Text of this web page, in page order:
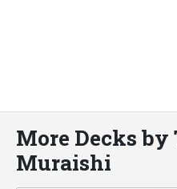
More Decks
Muraishi